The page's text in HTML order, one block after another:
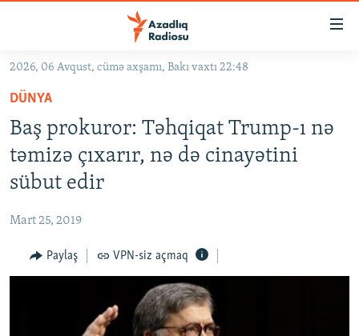
Əsas
qayıt
Əsas
naviqasiyaya
qayıt
Axtarışa
KORRUPSIOMETR
#ƏSLINDƏ
QANUNI DOĞRU
ARAŞDIRMA
2026, 06 Avqust, cümə axşamı, Bakı vaxtı 22:48
DÜNYA
Baş prokuror: Təhqiqat Trump-ı nə
təmizə çıxarır, nə də cinayətini
sübut edir
Mart 25, 2019
Paylaş VPN-siz açmaq